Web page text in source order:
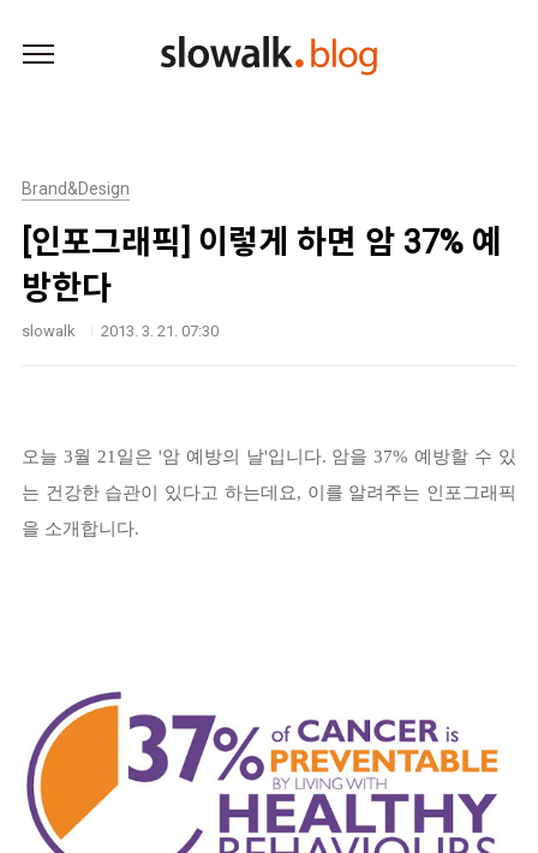
Brand&Design
[인포그래픽] 이렇게 하면 암 37% 예
방한다
slowalk 2013. 3. 21. 07:30
오늘 3월 21일은 '암 예방의 날'입니다. 암을 37% 예방할 수 있
는 건강한 습관이 있다고 하는데요, 이를 알려주는 인포그래픽
을 소개합니다.